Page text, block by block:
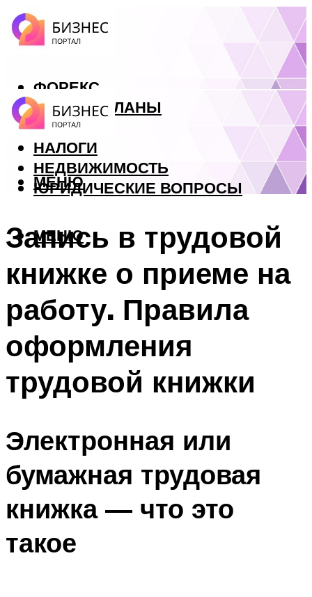
ФОРЕКС
БИЗНЕС ПЛАНЫ
КРЕДИТЫ
НАЛОГИ
НЕДВИЖИМОСТЬ
ЮРИДИЧЕСКИЕ ВОПРОСЫ
МЕНЮ
МЕНЮ
Запись в трудовой
книжке о приеме на
работу. Правила
оформления
трудовой книжки
Электронная или
бумажная трудовая
книжка — что это
такое